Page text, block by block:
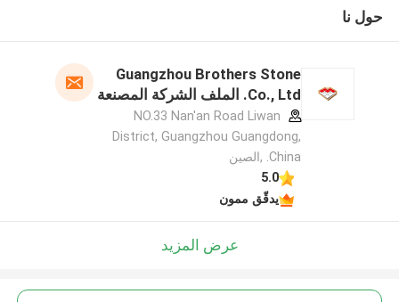
حول نا
Guangzhou Brothers Stone
Co., Ltd. الملف الشركة المصنعة
NO.33 Nan'an Road Liwan
District, Guangzhou Guangdong,
China. ,الصين
5.0
يدقّق ممون
عرض المزيد